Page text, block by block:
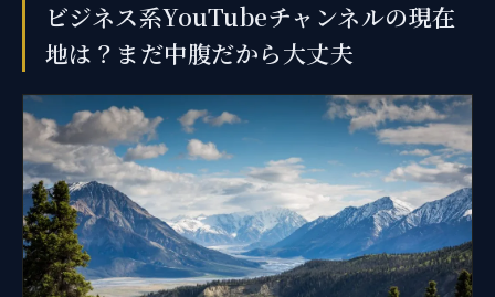
ビジネス系YouTubeチャンネルの現在
地は？まだ中腹だから大丈夫